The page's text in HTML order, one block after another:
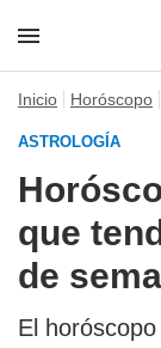
Inicio Horóscopo
ASTROLOGÍA
que
de
El